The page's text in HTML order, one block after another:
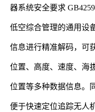
器系统安全要求
低空综合管理的通用设
信息进行精准解码，可
位置、高度、速度、海
位置等多种数据信息。
便于快速定位追踪无人